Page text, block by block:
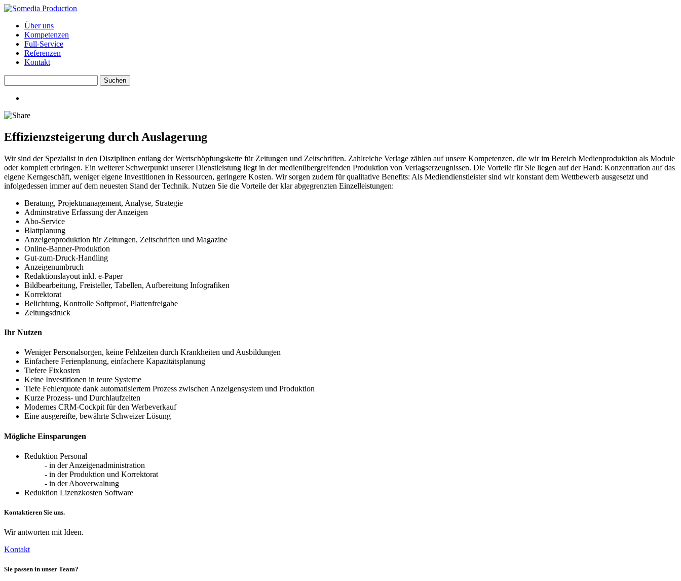
Über uns
Kompetenzen
Full-Service
Referenzen
Kontakt
Effizienzsteigerung durch Auslagerung
Wir sind der Spezialist in den Disziplinen entlang der Wertschöpfungskette für Zeitungen und Zeitschriften. Zahlreiche Verlage zählen auf unsere Kompetenzen, die wir im Bereich Medienproduktion als Module
oder komplett erbringen. Ein weiterer Schwerpunkt unserer Dienstleistung liegt in der medienübergreifenden Produktion von Verlagserzeugnissen. Die Vorteile für Sie liegen auf der Hand: Konzentration auf das
eigene Kerngeschäft, weniger eigene Investitionen in Ressourcen, geringere Kosten. Wir sorgen zudem für qualitative Benefits: Als Mediendienstleister sind wir konstant dem Wettbewerb ausgesetzt und
infolgedessen immer auf dem neuesten Stand der Technik. Nutzen Sie die Vorteile der klar abgegrenzten Einzelleistungen:
Beratung, Projektmanagement, Analyse, Strategie
Adminstrative Erfassung der Anzeigen
Abo-Service
Blattplanung
Anzeigenproduktion für Zeitungen, Zeitschriften und Magazine
Online-Banner-Produktion
Gut-zum-Druck-Handling
Anzeigenumbruch
Redaktionslayout inkl. e-Paper
Bildbearbeitung, Freisteller, Tabellen, Aufbereitung Infografiken
Korrektorat
Belichtung, Kontrolle Softproof, Plattenfreigabe
Zeitungsdruck
Cosa
rende
miglior
casinò
online?
Caratteristiche
Come
numerosi
online
soldi
da
Ihr Nutzen
Weniger Personalsorgen, keine Fehlzeiten durch Krankheiten und Ausbildungen
Einfachere Ferienplanung, einfachere Kapazitätsplanung
Tiefere Fixkosten
Keine Investitionen in teure Systeme
Tiefe Fehlerquote dank automatisiertem Prozess zwischen Anzeigensystem und Produktion
Kurze Prozess- und Durchlaufzeiten
Modernes CRM-Cockpit für den Werbeverkauf
Eine ausgereifte, bewährte Schweizer Lösung
Mögliche Einsparungen
Reduktion Personal
- in der Anzeigenadministration
- in der Produktion und Korrektorat
- in der Aboverwaltung
Reduktion Lizenzkosten Software
Kontaktieren Sie uns.
Wir antworten mit Ideen.
Kontakt
Sie passen in unser Team?